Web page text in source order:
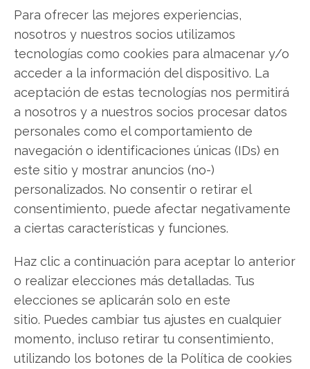
Para ofrecer las mejores experiencias,
nosotros y nuestros socios utilizamos
tecnologías como cookies para almacenar y/o
acceder a la información del dispositivo. La
aceptación de estas tecnologías nos permitirá
a nosotros y a nuestros socios procesar datos
personales como el comportamiento de
navegación o identificaciones únicas (IDs) en
este sitio y mostrar anuncios (no-)
personalizados. No consentir o retirar el
consentimiento, puede afectar negativamente
a ciertas características y funciones.
Haz clic a continuación para aceptar lo anterior
o realizar elecciones más detalladas. Tus
elecciones se aplicarán solo en este
sitio. Puedes cambiar tus ajustes en cualquier
momento, incluso retirar tu consentimiento,
utilizando los botones de la Política de cookies
Facebook
LinkedIn
Copiar enlace
SOBRE EL AUTOR
Periodista especializada en tecnología y
transformación digital con más de 8 años de
experiencia. Experta en inteligencia artificial,
ciberseguridad y startups tecnológicas.
Ver todos los artículos →